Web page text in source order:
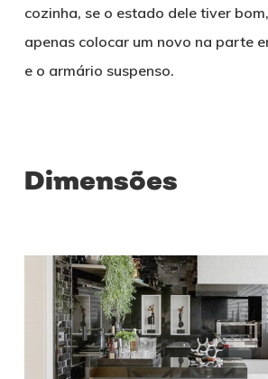
cozinha, se o estado dele tiver
apenas colocar um novo na parte
e o armário suspenso.
Dimensões